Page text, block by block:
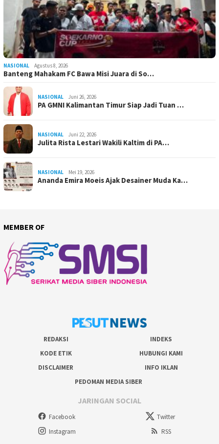
NASIONAL Agustus 8, 2026
Banteng Mahakam FC Bawa Misi Juara di So…
NASIONAL Juni 26, 2026
PA GMNI Kalimantan Timur Siap Jadi Tuan …
NASIONAL Juni 22, 2026
Julita Rista Lestari Wakili Kaltim di PA…
NASIONAL Mei 19, 2026
Ananda Emira Moeis Ajak Desainer Muda Ka…
MEMBER OF
REDAKSI
INDEKS
KODE ETIK
HUBUNGI KAMI
DISCLAIMER
INFO IKLAN
PEDOMAN MEDIA SIBER
JARINGAN SOCIAL
Facebook
Twitter
Instagram
RSS